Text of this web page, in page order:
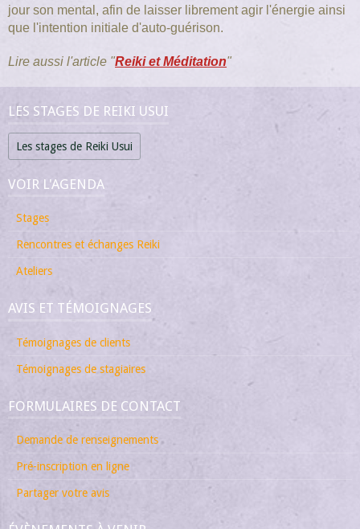
jour son mental, afin de laisser librement agir l'énergie ainsi
que l'intention initiale d'auto-guérison.
Lire aussi l'article "Reiki et Méditation"
LES STAGES DE REIKI USUI
Les stages de Reiki Usui
VOIR L'AGENDA
Stages
Rencontres et échanges Reiki
Ateliers
AVIS ET TÉMOIGNAGES
Témoignages de clients
Témoignages de stagiaires
FORMULAIRES DE CONTACT
Demande de renseignements
Pré-inscription en ligne
Partager votre avis